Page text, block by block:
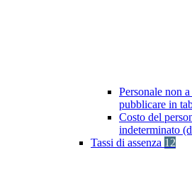
Personale non
pubblicare in
Costo del
indeterminato
Tassi di assenza 12